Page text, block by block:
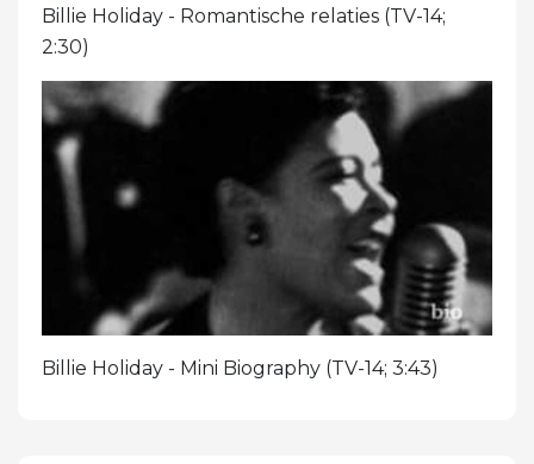
Billie Holiday - Romantische relaties (TV-14;
2:30)
Billie Holiday - Mini Biography (TV-14; 3:43)